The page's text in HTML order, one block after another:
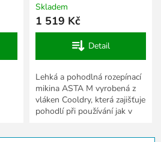
Skladem
1 519 Kč
Detail
Lehká a pohodlná rozepínací
mikina ASTA M vyrobená z
vláken Cooldry, která zajišťuje
pohodlí při používání jak v